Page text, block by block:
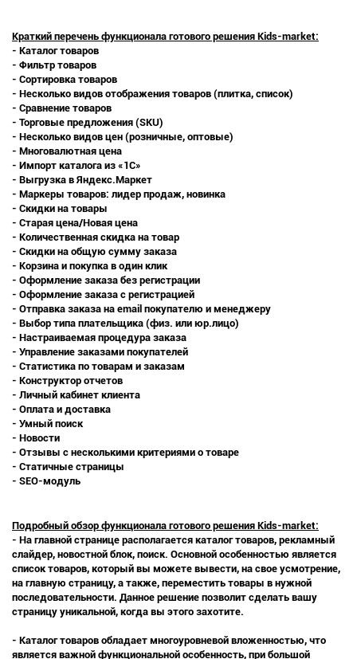
Краткий перечень функционала готового решения Kids-market:
- Каталог товаров
- Фильтр товаров
- Сортировка товаров
- Несколько видов отображения товаров (плитка, список)
- Сравнение товаров
- Торговые предложения (SKU)
- Несколько видов цен (розничные, оптовые)
- Многовалютная цена
- Импорт каталога из «1С»
- Выгрузка в Яндекс.Маркет
- Маркеры товаров: лидер продаж, новинка
- Скидки на товары
- Старая цена/Новая цена
- Количественная скидка на товар
- Скидки на общую сумму заказа
- Корзина и покупка в один клик
- Оформление заказа без регистрации
- Оформление заказа с регистрацией
- Отправка заказа на email покупателю и менеджеру
- Выбор типа плательщика (физ. или юр.лицо)
- Настраиваемая процедура заказа
- Управление заказами покупателей
- Статистика по товарам и заказам
- Конструктор отчетов
- Личный кабинет клиента
- Оплата и доставка
- Умный поиск
- Новости
- Отзывы с несколькими критериями о товаре
- Статичные страницы
- SEO-модуль
Подробный обзор функционала готового решения Kids-market:
- На главной странице располагается каталог товаров, рекламный
слайдер, новостной блок, поиск. Основной особенностью является
список товаров, который вы можете вывести, на свое усмотрение,
на главную страницу, а также, переместить товары в нужной
последовательности. Данное решение позволит сделать вашу
страницу уникальной, когда вы этого захотите.
- Каталог товаров обладает многоуровневой вложенностью, что
является важной функциональной особенность, при большой